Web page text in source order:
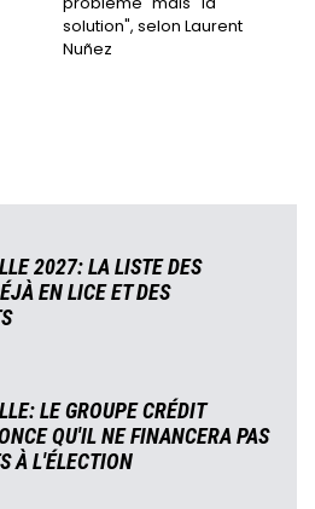
solution", selon Laurent
Nuñez
2027: LA LISTE DES
EN LICE ET DES
LE GROUPE CRÉDIT
QU'IL NE FINANCERA PAS
À L'ÉLECTION